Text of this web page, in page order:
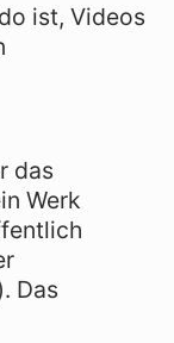
ist, Videos
das
Werk
Das